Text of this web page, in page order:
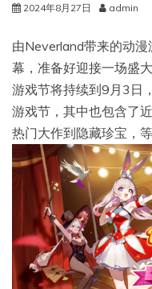
2024年8月27日 admin
由Neverland带来的动
幕，准备好迎接一场盛
游戏节将持续到9月3日
游戏节，其中也包含了
热门大作到隐藏珍宝，